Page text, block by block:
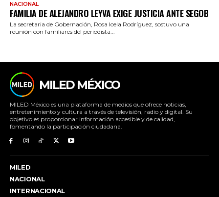
NACIONAL
FAMILIA DE ALEJANDRO LEYVA EXIGE JUSTICIA ANTE SEGOB
La secretaria de Gobernación, Rosa Icela Rodríguez, sostuvo una
reunión con familiares del periodista...
MILED MÉXICO
MILED México es una plataforma de medios que ofrece noticias,
entretenimiento y cultura a través de televisión, radio y digital. Su
objetivo es proporcionar información accesible y de calidad,
fomentando la participación ciudadana.
MILED
NACIONAL
INTERNACIONAL